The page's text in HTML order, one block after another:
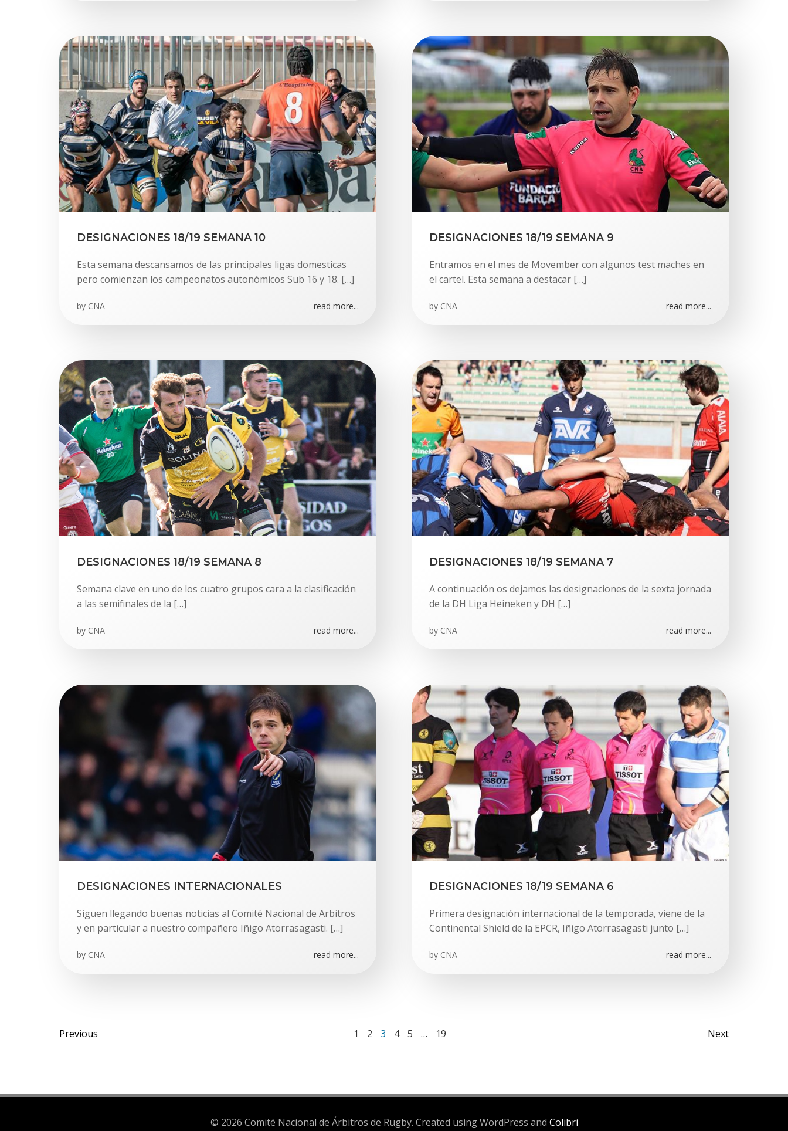
DESIGNACIONES 18/19 SEMANA 10
Esta semana descansamos de las principales ligas domesticas
pero comienzan los campeonatos autonómicos Sub 16 y 18. […]
by CNA read more...
DESIGNACIONES 18/19 SEMANA 9
Entramos en el mes de Movember con algunos test maches en
el cartel. Esta semana a destacar […]
by CNA read more...
DESIGNACIONES 18/19 SEMANA 8
Semana clave en uno de los cuatro grupos cara a la clasificación
a las semifinales de la […]
by CNA read more...
DESIGNACIONES 18/19 SEMANA 7
A continuación os dejamos las designaciones de la sexta jornada
de la DH Liga Heineken y DH […]
by CNA read more...
DESIGNACIONES INTERNACIONALES
Siguen llegando buenas noticias al Comité Nacional de Arbitros
y en particular a nuestro compañero Iñigo Atorrasagasti. […]
by CNA read more...
DESIGNACIONES 18/19 SEMANA 6
Primera designación internacional de la temporada, viene de la
Continental Shield de la EPCR, Iñigo Atorrasagasti junto […]
by CNA read more...
Posts
Previous Page
1 Page
2 Page
3 Page
4 Page
5 … Page
19
Posts
Next
© 2026 Comité Nacional de Árbitros de Rugby. Created using WordPress and Colibri